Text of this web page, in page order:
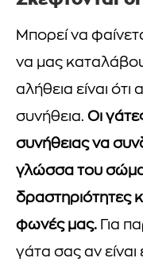
Μπορεί να
να μας
αλήθεια είναι
συνήθεια. Οι
συνήθειας να
γλώσσα του
δραστηριότητες
φωνές μας. Για
γάτα σας αν